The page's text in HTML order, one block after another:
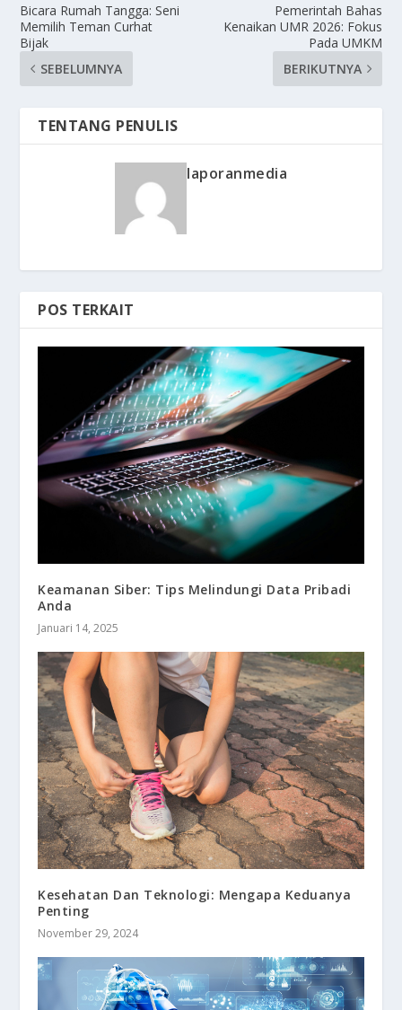
Bicara Rumah Tangga: Seni
Memilih Teman Curhat
Bijak
SEBELUMNYA
Pemerintah Bahas
Kenaikan UMR 2026: Fokus
Pada UMKM
BERIKUTNYA
TENTANG PENULIS
laporanmedia
POS TERKAIT
Keamanan Siber: Tips Melindungi Data Pribadi
Anda
Januari 14, 2025
Kesehatan Dan Teknologi: Mengapa Keduanya
Penting
November 29, 2024